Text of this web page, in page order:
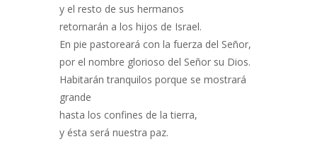
y el resto de sus hermanos
retornarán a los hijos de Israel.
En pie pastoreará con la fuerza del Señor,
por el nombre glorioso del Señor su Dios.
Habitarán tranquilos porque se mostrará
grande
hasta los confines de la tierra,
y ésta será nuestra paz.